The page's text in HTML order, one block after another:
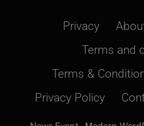
Privacy
Terms and
Terms &
Privacy Policy